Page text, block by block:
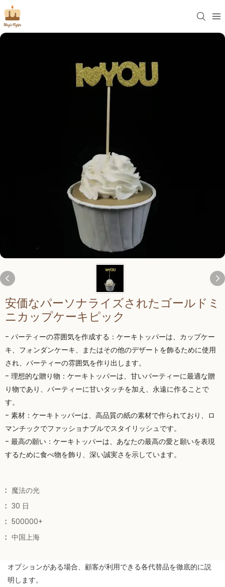
安価なパーソナライズされたゴールドミ
ニカップケーキピック
- パーティーの雰囲気を作成する：ケーキトッパーは、カップケー
キ、フォンダンケーキ、またはその他のデザートを飾るために使用
され、パーティーの雰囲気を作り出します。
- 理想的な贈り物：ケーキトッパーは、甘いパーティーに最適な贈
り物であり、パーティーに甘いタッチを加え、永遠に作ることで
す。
- 素材：ケーキトッパーは、高品質の紙の素材で作られており、ロ
マンチックでファッショナブルでスタイリッシュです。
- 最高の願い：ケーキトッパーは、あなたの最高の愛と願いを表現
するために食べ物を飾り、深い誠実さを示しています。
: 魔法の光
: 30 日
: 500000+
: 中国上海
オプションがある場合、顧客が利用できる各代替品を徹底的に説
明します。